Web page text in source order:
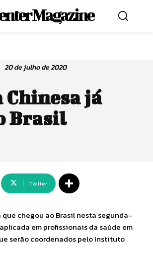
Magazine
20 de julho de 2020
Chinesa já
Brasil
Twitter
chegou ao Brasil nesta segunda-
em profissionais da saúde em
serão coordenados pelo Instituto